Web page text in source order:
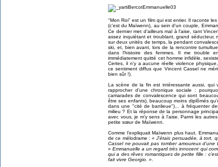
"Mon Roi" est un film qui est entier. Il raconte
(c'est du Maïwenn), au sein d'un couple,
Ce dernier met d'ailleurs mal à l'aise, tant
assez inquiétant et troublant, grand séducteur,
sur deux unités de temps, la pendant
ski, et, bien avant, lors de la rencontre
dans l'histoire des femmes. Il me trouble
immédiatement quitté cet homme infidèle,
Certes, il n'y a aucune réelle violence
ce sentiment diffus que Vincent Cassel ne
bien sûr !).
La scène de la fin est intéressante aussi, qui
rapprocher d'une chronique sociale :
camarades de convalescence qui sont
être ses enfants), beaucoup moins diplômés
dans une "cité de banlieue")... à fréquenter
milieu ? Et la réponse de la personnage
avec vous, je m'y sens à l'aise. Parmi les
petite sœur de Maïwenn.
Comme l'expliquait Maïwenn plus haut,
de ce mélodrame :« J’étais persuadée, à tort,
Cassel ne pouvait pas tomber amoureux d’une
« Emmanuelle a un regard très innocent qui
qui a des rêves romantiques de petite fille :
fait vivre Georgio. ».